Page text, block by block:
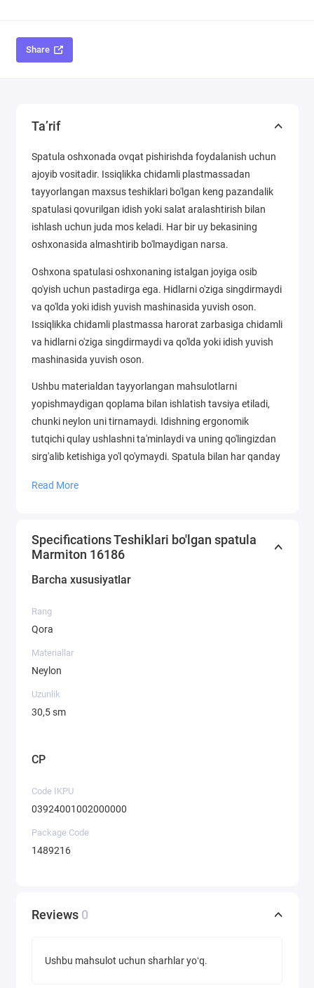
Share
Ta’rif
Spatula oshxonada ovqat pishirishda foydalanish uchun
ajoyib vositadir. Issiqlikka chidamli plastmassadan
tayyorlangan maxsus teshiklari bo'lgan keng pazandalik
spatulasi qovurilgan idish yoki salat aralashtirish bilan
ishlash uchun juda mos keladi. Har bir uy bekasining
oshxonasida almashtirib bo'lmaydigan narsa.
Oshxona spatulasi oshxonaning istalgan joyiga osib
qo'yish uchun pastadirga ega. Hidlarni o'ziga singdirmaydi
va qo'lda yoki idish yuvish mashinasida yuvish oson.
Issiqlikka chidamli plastmassa harorat zarbasiga chidamli
va hidlarni o'ziga singdirmaydi va qo'lda yoki idish yuvish
mashinasida yuvish oson.
Ushbu materialdan tayyorlangan mahsulotlarni
yopishmaydigan qoplama bilan ishlatish tavsiya etiladi,
chunki neylon uni tirnamaydi. Idishning ergonomik
tutqichi qulay ushlashni ta'minlaydi va uning qo'lingizdan
sirg'alib ketishiga yo'l qo'ymaydi. Spatula bilan har qanday
shuningdek, qovurayotganda go'sht bo'laklari, kotletlar,
shuning uchun oshxonangiz toza bo'ladi. Toksik emas,
shuning uchun sog'liq uchun xavfsiz. Uning yuqori quvvati
tufayli pichoq uzoq vaqt xizmat qiladi.
Read More
Specifications Teshiklari bo'lgan spatula
Marmiton 16186
Barcha xususiyatlar
Rang
Qora
Materiallar
Neylon
Uzunlik
30,5 sm
CP
Code IKPU
03924001002000000
Package Code
1489216
Reviews 0
Ushbu mahsulot uchun sharhlar yoʻq.